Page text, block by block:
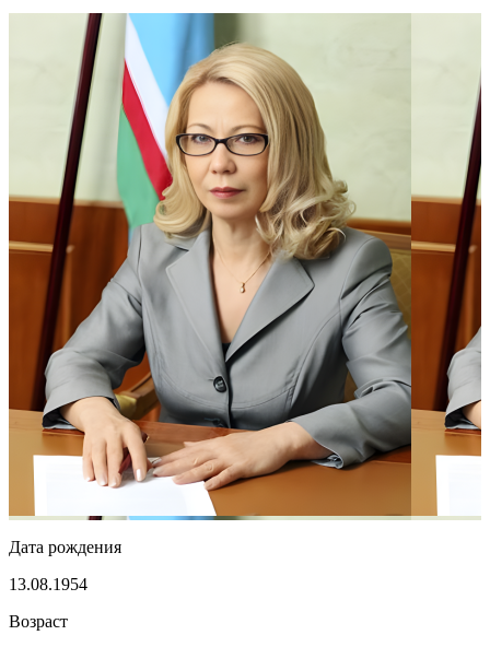
Дата рождения
13.08.1954
Возраст